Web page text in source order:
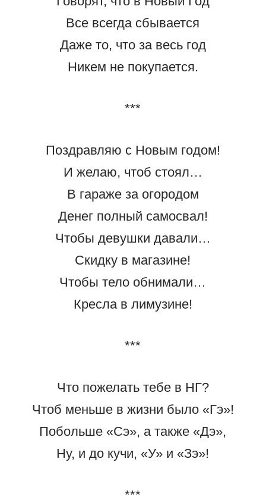
Все всегда сбывается
Даже то, что за весь год
Никем не покупается.
***
Поздравляю с Новым годом!
И желаю, чтоб стоял…
В гараже за огородом
Денег полный самосвал!
Чтобы девушки давали…
Скидку в магазине!
Чтобы тело обнимали…
Кресла в лимузине!
***
Что пожелать тебе в НГ?
Чтоб меньше в жизни было «Гэ»!
Побольше «Сэ», а также «Дэ»,
Ну, и до кучи, «У» и «Зэ»!
***